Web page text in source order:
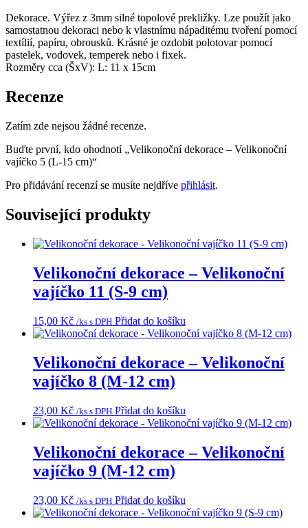
Dekorace. Výřez z 3mm silné topolové prekližky. Lze použít jako
samostatnou dekoraci nebo k vlastnímu nápaditému tvoření pomocí
textílií, papíru, obrousků. Krásné je ozdobit polotovar pomocí
pastelek, vodovek, temperek nebo i fixek.
Rozměry cca (ŠxV): L: 11 x 15cm
Recenze
Zatím zde nejsou žádné recenze.
Buďte první, kdo ohodnotí „Velikonoční dekorace – Velikonoční
vajíčko 5 (L-15 cm)“
Pro přidávání recenzí se musíte nejdříve přihlásit.
Související produkty
Velikonoční dekorace – Velikonoční
vajíčko 11 (S-9 cm)
15,00 Kč /ks s DPH Přidat do košíku
Velikonoční dekorace – Velikonoční
vajíčko 8 (M-12 cm)
23,00 Kč /ks s DPH Přidat do košíku
Velikonoční dekorace – Velikonoční
vajíčko 9 (M-12 cm)
23,00 Kč /ks s DPH Přidat do košíku